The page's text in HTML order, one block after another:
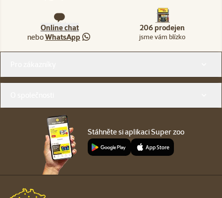
Online chat
neboWhatsApp
206 prodejen
jsme vám blízko
Stáhněte si aplikaci Super zoo